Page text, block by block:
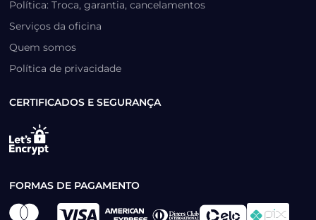
Política: Troca, garantia, cancelamentos
Serviços da oficina
Quem somos
Política de privacidade
CERTIFICADOS E SEGURANÇA
FORMAS DE PAGAMENTO